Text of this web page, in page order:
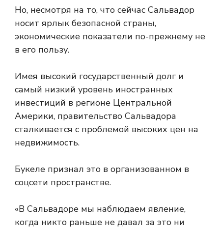
Но, несмотря на то, что сейчас Сальвадор
носит ярлык безопасной страны,
экономические показатели по-прежнему не
в его пользу.
Имея высокий государственный долг и
самый низкий уровень иностранных
инвестиций в регионе Центральной
Америки, правительство Сальвадора
сталкивается с проблемой высоких цен на
недвижимость.
Букеле признал это в организованном в
соцсети пространстве.
«В Сальвадоре мы наблюдаем явление,
когда никто раньше не давал за это ни